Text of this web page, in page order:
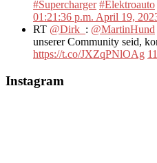
#Supercharger #Elektroauto
01:21:36 p.m. April 19,
RT @Dirk_ : @MartinHund
unserer Community seid,
https://t.co/JXZqPNlOAg
Instagram